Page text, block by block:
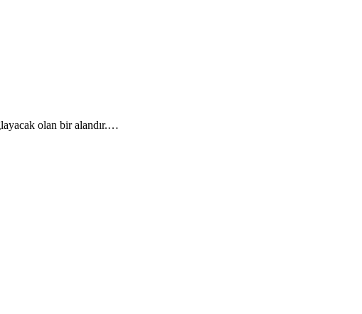
olan bir alandır.…